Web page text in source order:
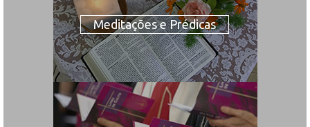
Meditações e Prédicas